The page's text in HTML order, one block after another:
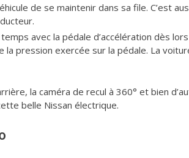
de se maintenir dans sa file. C’est
avec la pédale d’accélération dès
la pression exercée sur la pédale. La
la caméra de recul à 360° et bien
belle Nissan électrique.